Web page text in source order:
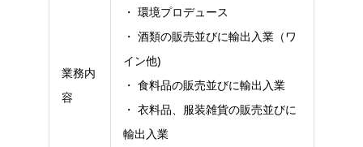
業務内
容
・ 環境プロデュース
・ 酒類の販売並びに輸出入業（ワ
イン他)
・ 食料品の販売並びに輸出入業
・ 衣料品、服装雑貨の販売並びに
輸出入業